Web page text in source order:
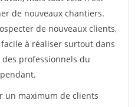
de nouveaux chantiers.
de nouveaux clients,
à réaliser surtout dans
professionnels du
un maximum de clients